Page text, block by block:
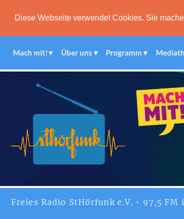
Diese Webseite verwendet Cookies. Sie
Mach mit! Über uns Programm
Freies Radio StHörfunke.V. • 97,5 FM